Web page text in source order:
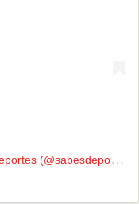
U
na publicación compartida de Sabes Deportes (@sabesdeportes)